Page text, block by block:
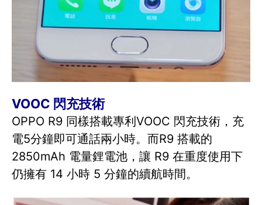
VOOC 閃充技術
OPPO R9 同樣搭載專利VOOC 閃充技術，充
電5分鐘即可通話兩小時。而R9 搭載的
2850mAh 電量鋰電池，讓 R9 在重度使用下
仍擁有 14 小時 5 分鐘的續航時間。